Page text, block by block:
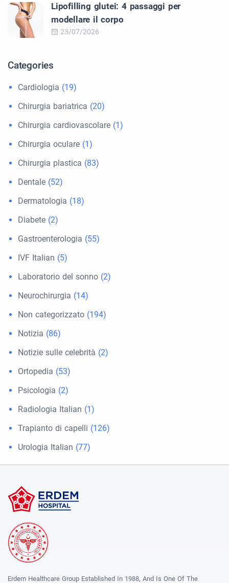
Lipofilling glutei: 4 passaggi per
modellare il corpo
23/07/2026
Categories
Cardiologia (19)
Chirurgia bariatrica (20)
Chirurgia cardiovascolare (1)
Chirurgia oculare (1)
Chirurgia plastica (83)
Dentale (52)
Dermatologia (18)
Diabete (2)
Gastroenterologia (55)
IVF Italian (5)
Laboratorio del sonno (2)
Neurochirurgia (14)
Non categorizzato (194)
Notizia (86)
Notizie sulle celebrità (2)
Ortopedia (53)
Psicologia (2)
Radiologia Italian (1)
Trapianto di capelli (126)
Urologia Italian (77)
Erdem Healthcare Group Established In 1988, And Is One Of The